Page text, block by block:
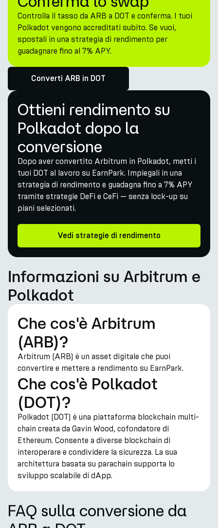
Controlla il tasso da ARB a DOT e conferma. I tuoi
Polkadot vengono accreditati subito. Se vuoi,
spostali in una strategia di rendimento per
guadagnare fino al 7% APY.
Converti ARB in DOT
Ottieni rendimento su
Polkadot dopo la
conversione
Dopo aver convertito Arbitrum in Polkadot, metti i
tuoi DOT al lavoro su EarnPark. Impiegali in una
strategia di rendimento e guadagna fino a 7% APY
tramite strategie DeFi e CeFi — senza lock-up su
piani selezionati.
Vedi strategie di rendimento
Informazioni su Arbitrum e
Polkadot
Che cos'è Arbitrum
(ARB)?
Arbitrum (ARB) è un asset digitale che puoi
convertire e mettere a rendimento su EarnPark.
Che cos'è Polkadot
(DOT)?
Polkadot (DOT) è una piattaforma blockchain multi-
chain creata da Gavin Wood, cofondatore di
Ethereum. Consente a diverse blockchain di
interoperare e condividere la sicurezza. La sua
architettura basata su parachain supporta lo
sviluppo scalabile di dApp.
FAQ sulla conversione da